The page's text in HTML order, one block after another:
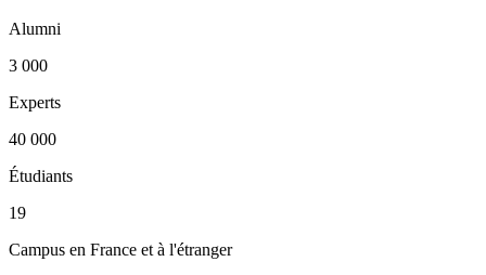
Alumni
3 000
Experts
40 000
Étudiants
19
Campus en France et à l'étranger